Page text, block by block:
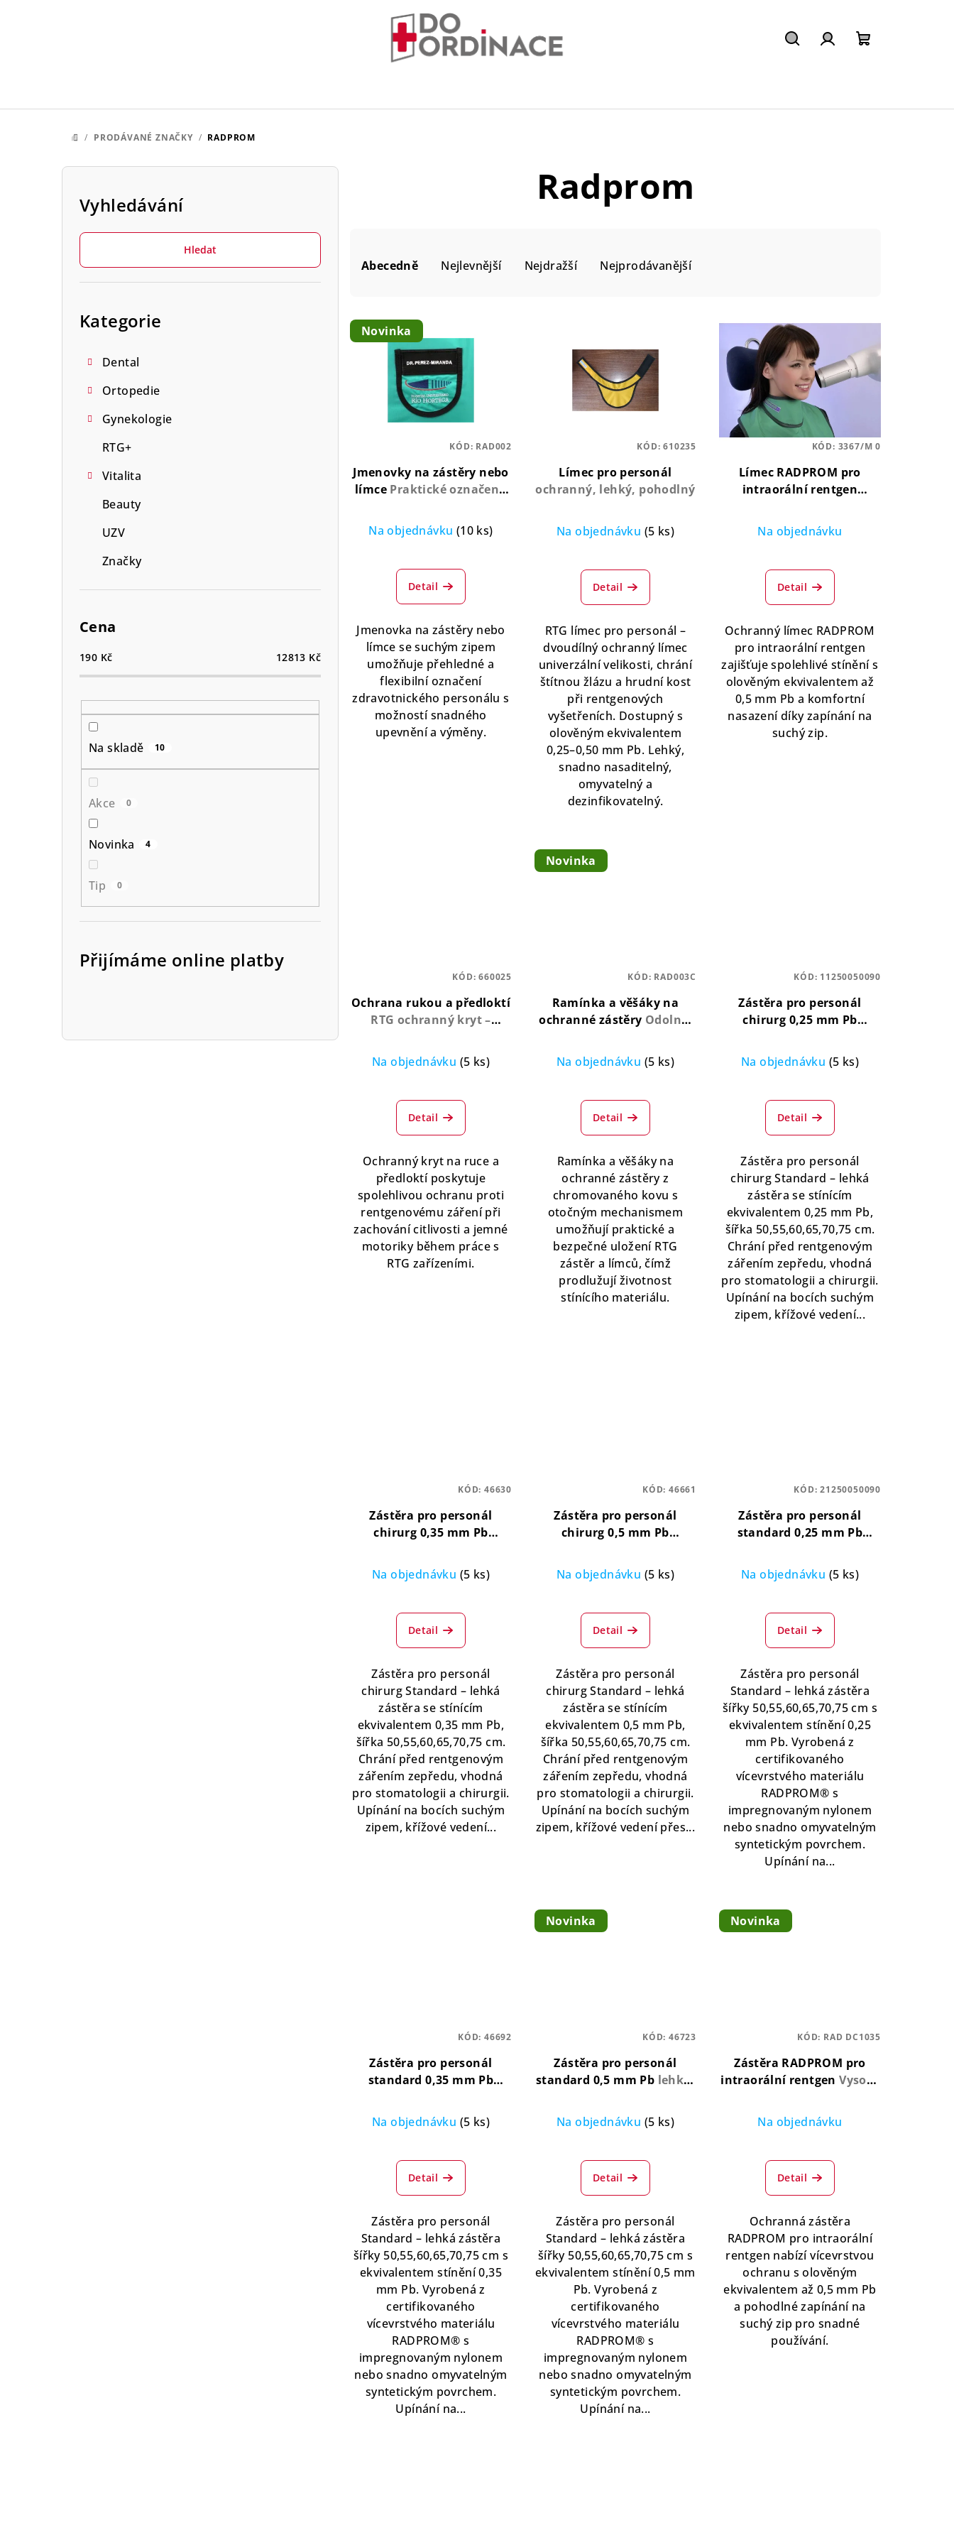
DOMŮ
/ PRODÁVANÉ ZNAČKY / RADPROM
P
Vyhledávání
Hledat
Kategorie
Dental
Ortopedie
Gynekologie
RTG+
Vitalita
Beauty
UZV
Značky
Cena
190 Kč 12813 Kč
Na skladě 10
Akce 0
Novinka 4
Tip 0
Přijímáme online platby
Radprom
a
e
o
d
Abecedně Nejlevnější Nejdražší Nejprodávanější
V
ý
r
t
ů
Novinka
Jmenovky na zástěry nebo
límce Praktické označení,
univerzální použití
Na objednávku (10 ks)
Detail
Jmenovka na zástěry nebo
límce se suchým zipem
umožňuje přehledné a
flexibilní označení
zdravotnického personálu s
možností snadného
upevnění a výměny.
KÓD: RAD002
Límec pro personál
ochranný, lehký, pohodlný
Na objednávku (5 ks)
Detail
RTG límec pro personál –
dvoudílný ochranný límec
univerzální velikosti, chrání
štítnou žlázu a hrudní kost
při rentgenových
vyšetřeních. Dostupný s
olověným ekvivalentem
0,25–0,50 mm Pb. Lehký,
snadno nasaditelný,
omyvatelný a
dezinfikovatelný.
KÓD:610235
Límec RADPROM pro
intraorální rentgen
pro maximální ochranu
Na objednávku
hodnocení
produktu
je
5,0
z
5
hvězdiček.
Detail
Ochranný límec RADPROM
pro intraorální rentgen
zajišťuje spolehlivé stínění s
olověným ekvivalentem až
0,5 mm Pb a komfortní
nasazení díky zapínání na
suchý zip.
KÓD: 3367/M 0
Ochrana rukou a předloktí
RTG ochranný kryt –
práci
Na objednávku (5 ks)
hodnocení
produktu
je
5,0
z
5
hvězdiček.
Detail
Ochranný kryt na ruce a
předloktí poskytuje
spolehlivou ochranu proti
rentgenovému záření při
zachování citlivosti a jemné
motoriky během práce s
RTG zařízeními.
KÓD:660025
Novinka
Ramínka a věšáky na
ochranné zástěry Odolné,
Na objednávku (5 ks)
hodnocení
produktu
je
5,0
z
5
hvězdiček.
Detail
Ramínka a věšáky na
ochranné zástěry z
chromovaného kovu s
otočným mechanismem
umožňují praktické a
bezpečné uložení RTG
zástěr a límců, čímž
prodlužují životnost
stínícího materiálu.
KÓD: RAD003C
Zástěra pro personál
chirurg 0,25 mm Pb
Na objednávku (5 ks)
Detail
Zástěra pro personál
chirurg Standard – lehká
zástěra se stínícím
ekvivalentem 0,25 mm Pb,
šířka 50,55,60,65,70,75 cm.
Chrání před rentgenovým
zářením zepředu, vhodná
pro stomatologii a chirurgii.
Upínání na bocích suchým
zipem, křížové vedení...
KÓD: 11250050090
Zástěra pro personál
chirurg 0,35 mm Pb
Na objednávku (5 ks)
hodnocení
produktu
je
5,0
z
5
hvězdiček.
Detail
Zástěra pro personál
chirurg Standard – lehká
zástěra se stínícím
ekvivalentem 0,35 mm Pb,
šířka 50,55,60,65,70,75 cm.
Chrání před rentgenovým
zářením zepředu, vhodná
pro stomatologii a chirurgii.
Upínání na bocích suchým
zipem, křížové vedení...
KÓD: 46630
Zástěra pro personál
chirurg 0,5 mm Pb
Na objednávku (5 ks)
Detail
Zástěra pro personál
chirurg Standard – lehká
zástěra se stínícím
ekvivalentem 0,5 mm Pb,
šířka 50,55,60,65,70,75 cm.
Chrání před rentgenovým
zářením zepředu, vhodná
pro stomatologii a chirurgii.
Upínání na bocích suchým
zipem, křížové vedení přes...
KÓD: 46661
Zástěra pro personál
standard 0,25 mm Pb
flexibilní
Na objednávku (5 ks)
Detail
Zástěra pro personál
Standard – lehká zástěra
šířky 50,55,60,65,70,75 cm s
ekvivalentem stínění 0,25
mm Pb. Vyrobená z
certifikovaného
vícevrstvého materiálu
RADPROM® s
impregnovaným nylonem
nebo snadno omyvatelným
syntetickým povrchem.
Upínání na...
KÓD:21250050090
Zástěra pro personál
standard 0,35 mm Pb
flexibilní
Na objednávku (5 ks)
Detail
Zástěra pro personál
Standard – lehká zástěra
šířky 50,55,60,65,70,75 cm s
ekvivalentem stínění 0,35
mm Pb. Vyrobená z
certifikovaného
vícevrstvého materiálu
RADPROM® s
impregnovaným nylonem
nebo snadno omyvatelným
syntetickým povrchem.
Upínání na...
KÓD: 46692
Novinka
Zástěra pro personál
standard 0,5 mm Pb lehká,
Na objednávku (5 ks)
hodnocení
produktu
je
4,7
z
5
hvězdiček.
Detail
Zástěra pro personál
Standard – lehká zástěra
šířky 50,55,60,65,70,75 cm s
ekvivalentem stínění 0,5 mm
Pb. Vyrobená z
certifikovaného
vícevrstvého materiálu
RADPROM® s
impregnovaným nylonem
nebo snadno omyvatelným
syntetickým povrchem.
Upínání na...
KÓD: 46723
Novinka
Zástěra RADPROM pro
intraorální rentgenVysoce
Na objednávku
hodnocení
produktu
je
5,0
z
5
hvězdiček.
Detail
Ochranná zástěra
RADPROM pro intraorální
rentgen nabízí vícevrstvou
ochranu s olověným
ekvivalentem až 0,5 mm Pb
a pohodlné zapínání na
suchý zip pro snadné
používání.
KÓD: RAD DC1035